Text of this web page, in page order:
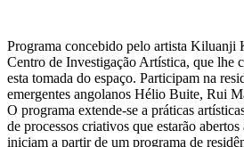
Programa concebido pelo artista
Centro de Investigação Artística, que lhe
esta tomada do espaço. Participam na
emergentes angolanos Hélio Buite, Rui
O programa extende-se a práticas
de processos criativos que estarão
iniciam a partir de um programa de